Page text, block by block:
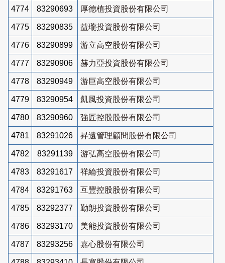
4774 83290693 厚德植投資股份有限公司
4775 83290835 益瓏投資股份有限公司
4776 83290899 游立高空股份有限公司
4777 83290906 赫力亞投資股份有限公司
4778 83290949 游巨高空股份有限公司
4779 83290954 凱風投資股份有限公司
4780 83290960 強匠控股股份有限公司
4781 83291026 昇遠管理顧問股份有限公司
4782 83291139 游弘高空股份有限公司
4783 83291617 祥綸投資股份有限公司
4784 83291763 互豐控股股份有限公司
4785 83292377 勤朗投資股份有限公司
4786 83293170 美能投資股份有限公司
4787 83293256 嘉心股份有限公司